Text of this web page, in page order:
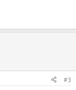
#3